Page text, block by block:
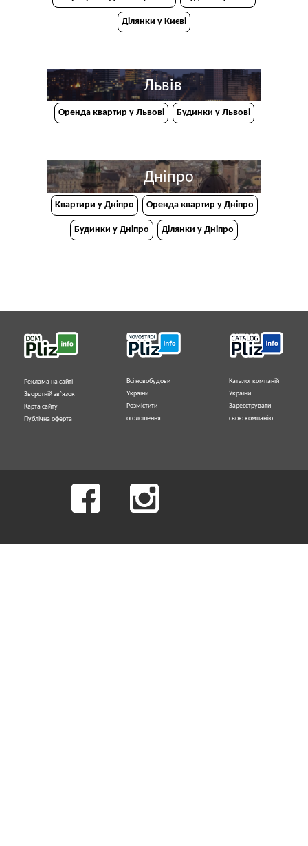
Ділянки у Києві
Львів
Оренда квартир у Львові Будинки у Львові
Дніпро
Квартири у Дніпрo Оренда квартир у Дніпро
Будинки у Дніпро Ділянки у Дніпро
Реклама на сайті
Зворотній зв`язок
Карта сайту
Публічна оферта
Всі новобудови
України
Розмістити
оголошення
Каталог компаній
України
Зареєструвати
свою компанію